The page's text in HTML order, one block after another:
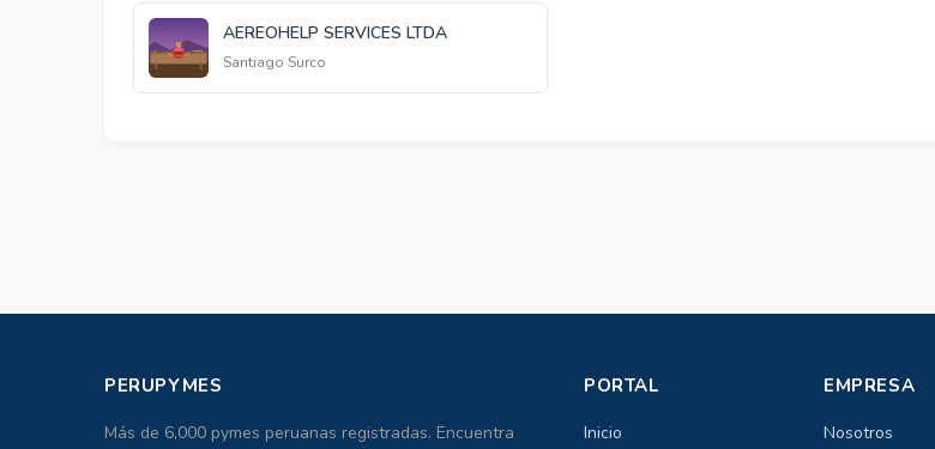
AEREOHELP SERVICES LTDA
Santiago Surco
PERUPYMES
Más de 6,000 pymes peruanas registradas. Encuentra
PORTAL
Inicio
EMPRESA
Nosotros